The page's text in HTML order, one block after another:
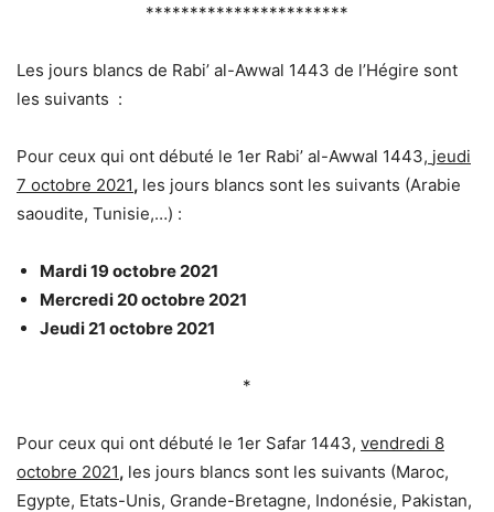
***********************
Les jours blancs de Rabi’ al-Awwal 1443 de l’Hégire sont
les suivants :
Pour ceux qui ont débuté le 1er Rabi’ al-Awwal 1443, jeudi
7 octobre 2021, les jours blancs sont les suivants (Arabie
saoudite, Tunisie,…) :
Mardi 19 octobre 2021
Mercredi 20 octobre 2021
Jeudi 21 octobre 2021
*
Pour ceux qui ont débuté le 1er Safar 1443, vendredi 8
octobre 2021, les jours blancs sont les suivants (Maroc,
Egypte, Etats-Unis, Grande-Bretagne, Indonésie, Pakistan,